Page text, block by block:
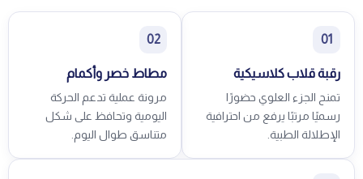
01
رقبة قلاب كلاسيكية
تمنح الجزء العلوي حضورًا
رسميًا مرتبًا يرفع من احترافية
الإطلالة الطبية.
02
مطاط خصر وأكمام
مرونة عملية تدعم الحركة
اليومية وتحافظ على شكل
متناسق طوال اليوم.